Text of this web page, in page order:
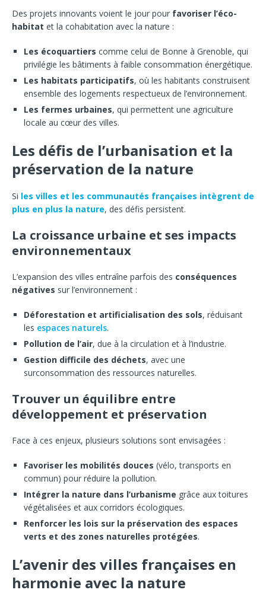
Des projets innovants voient le jour pour favoriser l’éco-
habitat et la cohabitation avec la nature :
Les écoquartiers comme celui de Bonne à Grenoble, qui
privilégie les bâtiments à faible consommation énergétique.
Les habitats participatifs, où les habitants construisent
ensemble des logements respectueux de l’environnement.
Les fermes urbaines, qui permettent une agriculture
locale au cœur des villes.
Les défis de l’urbanisation et la
préservation de la nature
Si les villes et les communautés françaises intègrent de
plus en plus la nature, des défis persistent.
La croissance urbaine et ses impacts
environnementaux
L’expansion des villes entraîne parfois des conséquences
négatives sur l’environnement :
Déforestation et artificialisation des sols, réduisant
les espaces naturels.
Pollution de l’air, due à la circulation et à l’industrie.
Gestion difficile des déchets, avec une
surconsommation des ressources naturelles.
Trouver un équilibre entre
développement et préservation
Face à ces enjeux, plusieurs solutions sont envisagées :
Favoriser les mobilités douces (vélo, transports en
commun) pour réduire la pollution.
Intégrer la nature dans l’urbanisme grâce aux toitures
végétalisées et aux corridors écologiques.
Renforcer les lois sur la préservation des espaces
verts et des zones naturelles protégées.
L’avenir des villes françaises en
harmonie avec la nature